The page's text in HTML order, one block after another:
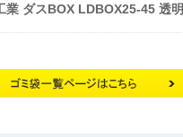
業 ダスBOX LDBOX25-45 透明